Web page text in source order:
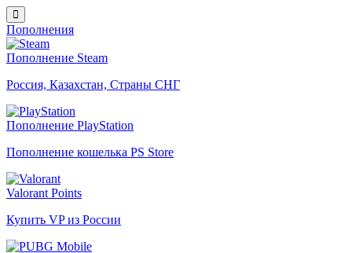
Пополнения
Пополнение Steam
Россия, Казахстан, Страны СНГ
Пополнение PlayStation
Пополнение кошелька PS Store
Valorant Points
Купить VP из России